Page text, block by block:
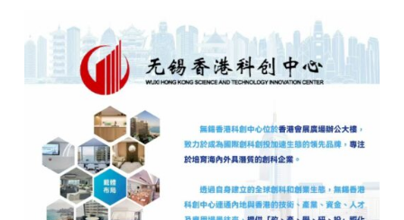
香
港
创
中
心